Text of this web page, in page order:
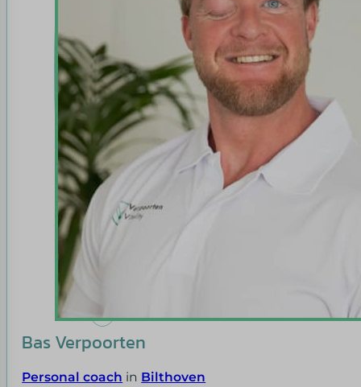
Bas Verpoorten
Personal coach in Bilthoven